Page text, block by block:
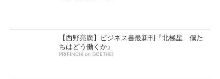
【西野亮廣】ビジネス書最新刊『北極星 僕た
ちはどう働くか』
PR(FINCHI on GOETHE)